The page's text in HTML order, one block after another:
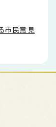
市民意見